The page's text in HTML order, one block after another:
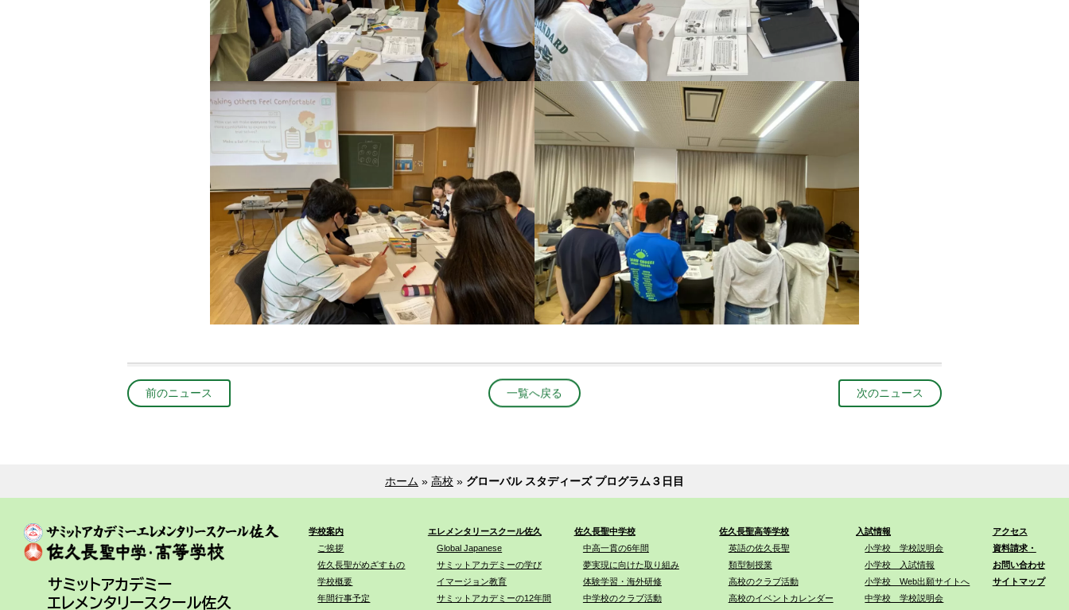
前のニュース 一覧へ戻る 次のニュース
ホーム » 高校 » グローバル スタディーズ プログラム３日目
サミットアカデミー
エレメンタリースクール佐久
学校案内
ご挨拶
佐久長聖がめざすもの
学校概要
年間行事予定
エレメンタリースクール佐久
Global Japanese
サミットアカデミーの学び
イマージョン教育
サミットアカデミーの12年間
佐久長聖中学校
中高一貫の6年間
夢実現に向けた取り組み
体験学習・海外研修
中学校のクラブ活動
佐久長聖高等学校
英語の佐久長聖
類型制授業
高校のクラブ活動
高校のイベントカレンダー
入試情報
小学校 学校説明会
小学校 入試情報
小学校 Web出願サイトへ
中学校 学校説明会
アクセス
資料請求・
お問い合わせ
サイトマップ